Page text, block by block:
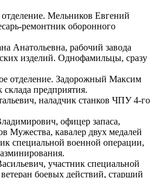
отделение. Мельников Евгений
ремонтник оборонного
Анатольевна, рабочий завода
изделий. Однофамильцы, сразу
отделение. Задорожный Максим
предприятия.
наладчик станков ЧПУ 4-го
офицер запаса,
Мужества, кавалер двух медалей
специальной военной операции,
участник специальной
боевых действий, старший